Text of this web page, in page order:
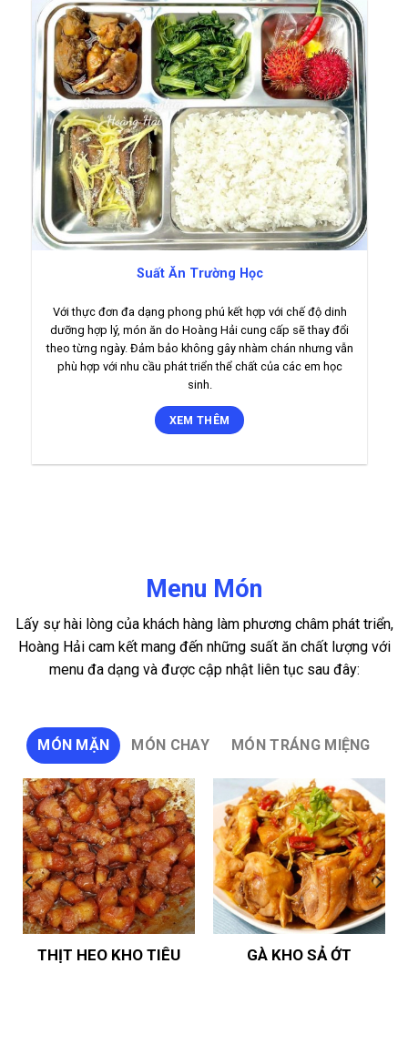
Suất Ăn Trường Học
Với thực đơn đa dạng phong phú kết hợp với chế độ dinh
dưỡng hợp lý, món ăn do Hoàng Hải cung cấp sẽ thay đổi
theo từng ngày. Đảm bảo không gây nhàm chán nhưng vẫn
phù hợp với nhu cầu phát triển thể chất của các em học
sinh.
XEM THÊM
Menu Món
Lấy sự hài lòng của khách hàng làm phương châm phát triển,
Hoàng Hải cam kết mang đến những suất ăn chất lượng với
menu đa dạng và được cập nhật liên tục sau đây:
MÓN MẶN MÓN CHAY MÓN TRÁNG MIỆNG
THỊT HEO KHO TIÊU GÀ KHO SẢ ỚT